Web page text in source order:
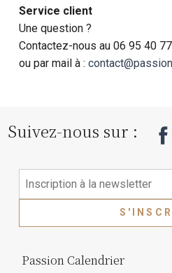
Service client
Une question ?
Contactez-nous au 06 95 40
ou par mail à :
Suivez-nous sur :
Passion Calendrier